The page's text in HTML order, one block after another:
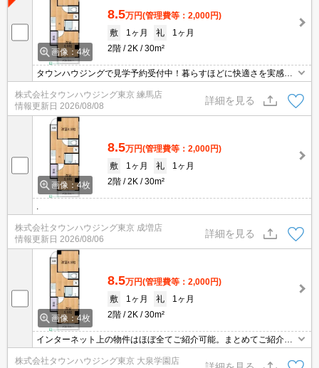
画像：4枚
8.5万円(管理費等：2,000円)
敷
1ヶ月 礼
1ヶ月
2階
2K 30m²
タウンハウジングで見学予約受付中！暮らすほどに快適さを実感で
きる設備仕様！駅前商業施設の多さ！日常の買い物に便利！
株式会社タウンハウジング東京 練馬店
情報更新日 2026/08/08
詳細を見る
画像：4枚
8.5万円(管理費等：2,000円)
敷
1ヶ月 礼
1ヶ月
2階
2K 30m²
株式会社タウンハウジング東京 成増店
情報更新日 2026/08/06
詳細を見る
画像：4枚
8.5万円(管理費等：2,000円)
敷
1ヶ月 礼
1ヶ月
2階
2K 30m²
インターネット上の物件はほぼ全てご紹介可能。まとめてご紹介致
します。お気軽にお問合せください。お部屋探しは情報量地域ナン
バー1のタウンハウジングまで。
株式会社タウンハウジング東京 大泉学園店